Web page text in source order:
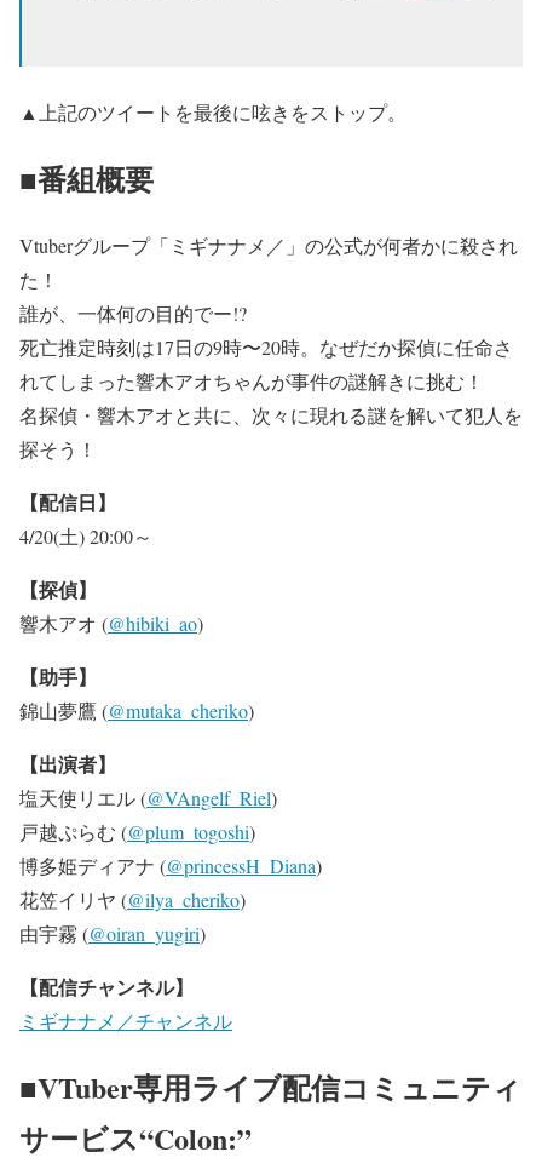
▲上記のツイートを最後に呟きをストップ。
■番組概要
Vtuberグループ「ミギナナメ／」の公式が何者かに殺され
た！
誰が、一体何の目的でー!?
死亡推定時刻は17日の9時〜20時。なぜだか探偵に任命さ
れてしまった響木アオちゃんが事件の謎解きに挑む！
名探偵・響木アオと共に、次々に現れる謎を解いて犯人を
探そう！
【配信日】
4/20(土) 20:00～
【探偵】
響木アオ (@hibiki_ao)
【助手】
錦山夢鷹 (@mutaka_cheriko)
【出演者】
塩天使リエル (@VAngelf_Riel)
戸越ぷらむ (@plum_togoshi)
博多姫ディアナ (@princessH_Diana)
花笠イリヤ (@ilya_cheriko)
由宇霧 (@oiran_yugiri)
【配信チャンネル】
ミギナナメ／チャンネル
■VTuber専用ライブ配信コミュニティ
サービス“Colon:”